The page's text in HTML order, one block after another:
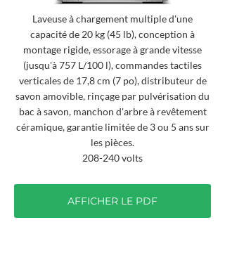
Laveuse à chargement multiple d'une
capacité de 20 kg (45 lb), conception à
montage rigide, essorage à grande vitesse
(jusqu'à 757 L/100 l), commandes tactiles
verticales de 17,8 cm (7 po), distributeur de
savon amovible, rinçage par pulvérisation du
bac à savon, manchon d'arbre à revêtement
céramique, garantie limitée de 3 ou 5 ans sur
les pièces.
208-240 volts
AFFICHER LE PDF